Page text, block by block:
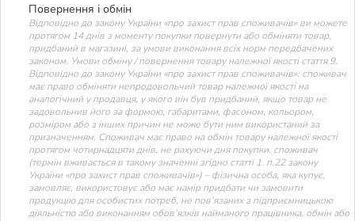
Повернення і обмін
Відповідно до закону України «про захист прав споживачів» ви можете
протягом 14 днів з моменту покупки повернути або обміняти товар,
придбаний в магазині, за умови виконання всіх норм передбачених
законом. Умови обміну / повернення товару належної якості стаття 9.
Відповідно до закону України «про захист прав споживачів»: споживач
має право обміняти непродовольчий товар належної якості на
аналогічний у продавця, у якого він був придбаний, якщо товар не
задовольнив його за формою, габаритами, фасоном, кольором,
розміром або з інших причин не може бути ним використаний за
призначенням. Споживач має право на обмін товару належної якості
протягом чотирнадцяти днів, не рахуючи дня покупки. споживач
(термін вживається в такому значенні згідно статті 1. п.22 закону
України «про захист прав споживачів») – фізична особа, яка купує,
замовляє, використовує або має намір придбати чи замовити
продукцію для особистих потреб, не пов’язаних з підприємницькою
діяльністю або виконанням обов’язків найманого працівника. обмін або